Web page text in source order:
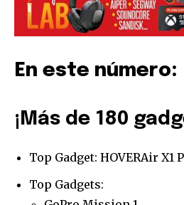
En este número:
¡Más de 180
Top Gadget: HOVERAir X1
Top Gadgets: